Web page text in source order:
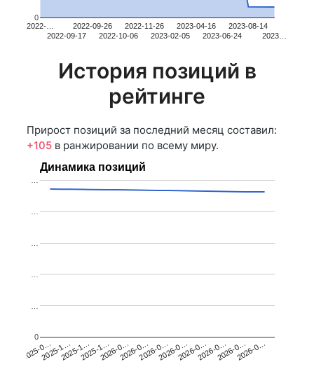
2022-…
2022-09-17
2022-09-26
2022-10-06
2022-11-26
2023-02-05
2023-04-16
2023-06-24
2023-08-14
2023…
0
История позиций в
рейтинге
Прирост позиций за последний месяц составил:
+105 в ранжировании по всему миру.
Динамика позиций
2025-0…2025-1…2025-1…2025-1…2026-0…2026-0…2026-0…2026-0…2026-0…2026-0…2026-0…2026-0…
0
…
…